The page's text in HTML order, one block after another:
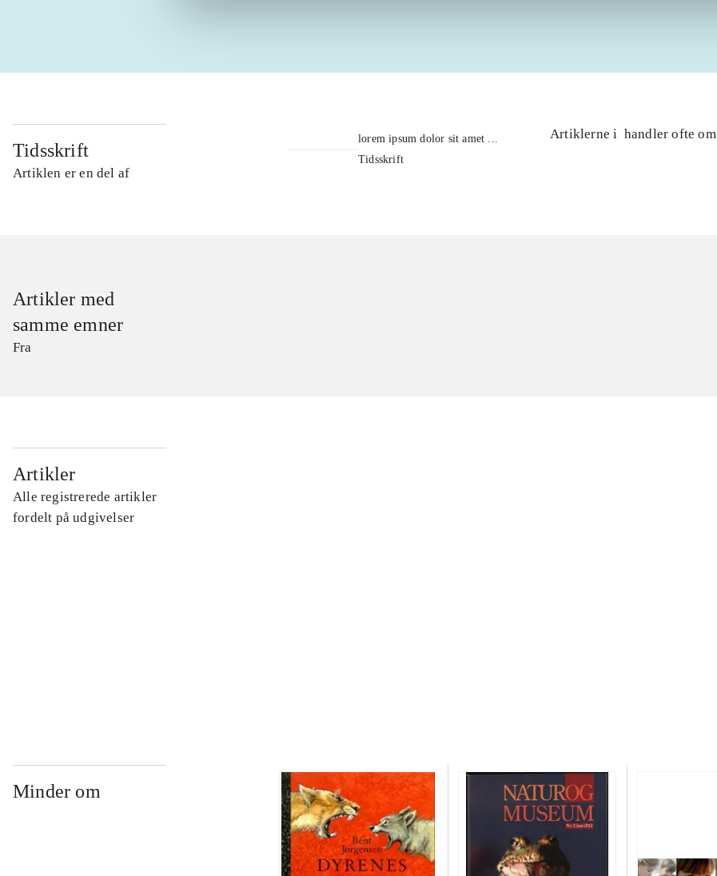
Tidsskrift
Artiklen er en del af
lorem ipsum dolor sit amet ...
Tidsskrift
Artiklerne i handler ofte om
Artikler med
samme emner
Fra
Artikler
Alle registrerede artikler
fordelt på udgivelser
Minder om